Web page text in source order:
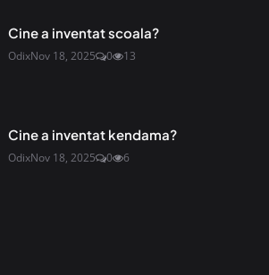
Cine a inventat scoala?
OdixNov 18, 2025 0 13
Cine a inventat kendama?
OdixNov 18, 2025 0 6